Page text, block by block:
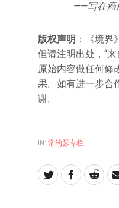
——写在癌
版权声明 ：《境界
但请注明出处，“
原始内容做任何修
果。如有进一步合
谢。
IN: 常约瑟专栏